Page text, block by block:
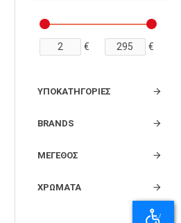
€ €
ΥΠΟΚΑΤΗΓΟΡΙΕΣ
BRANDS
ΜΈΓΕΘΟΣ
ΧΡΏΜΑΤΑ